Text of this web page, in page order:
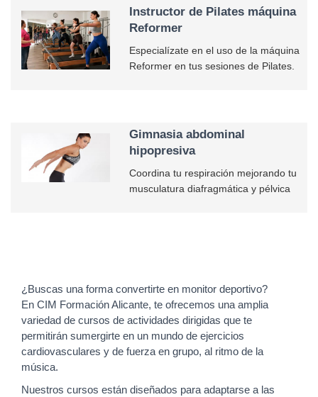
Instructor de Pilates máquina
Reformer
Especialízate en el uso de la máquina
Reformer en tus sesiones de Pilates.
Gimnasia abdominal
hipopresiva
Coordina tu respiración mejorando tu
musculatura diafragmática y pélvica
¿Buscas una forma convertirte en monitor deportivo?
En CIM Formación Alicante, te ofrecemos una amplia
variedad de cursos de actividades dirigidas que te
permitirán sumergirte en un mundo de ejercicios
cardiovasculares y de fuerza en grupo, al ritmo de la
música.
Nuestros cursos están diseñados para adaptarse a las